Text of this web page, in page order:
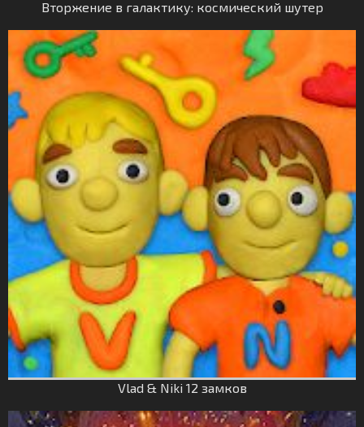
Вторжение в галактику: космический шутер
Vlad & Niki 12 замков